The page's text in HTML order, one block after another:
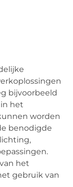
bijvoorbeeld
het
worden
benodigde
het
gebruik van